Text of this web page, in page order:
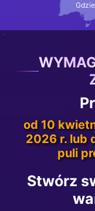
od 10
2026 r. lub
puli
Stwórz